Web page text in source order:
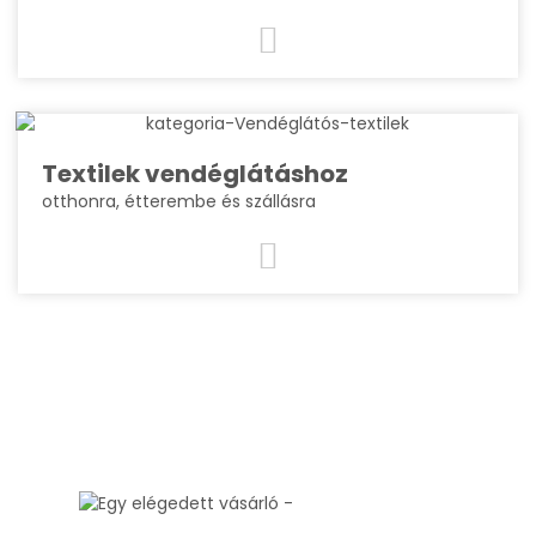
Textilek vendéglátáshoz
otthonra, étterembe és szállásra